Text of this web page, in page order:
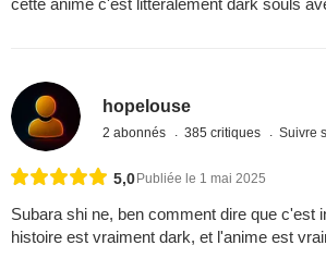
hopelouse
2 abonnés 385 critiques Suivre
5,0Publiée le 1 mai 2025
Subara shi ne, ben comment dire que c'est
histoire est vraiment dark, et l'anime est